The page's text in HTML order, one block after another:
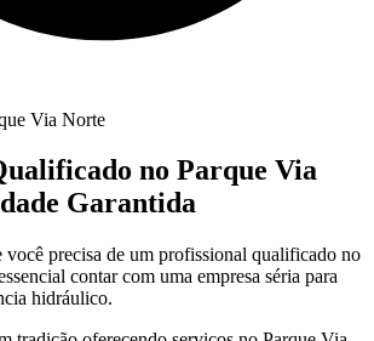
no Parque Via
Garantida
você precisa de um profissional qualificado no
contar com uma empresa séria para
hidráulico.